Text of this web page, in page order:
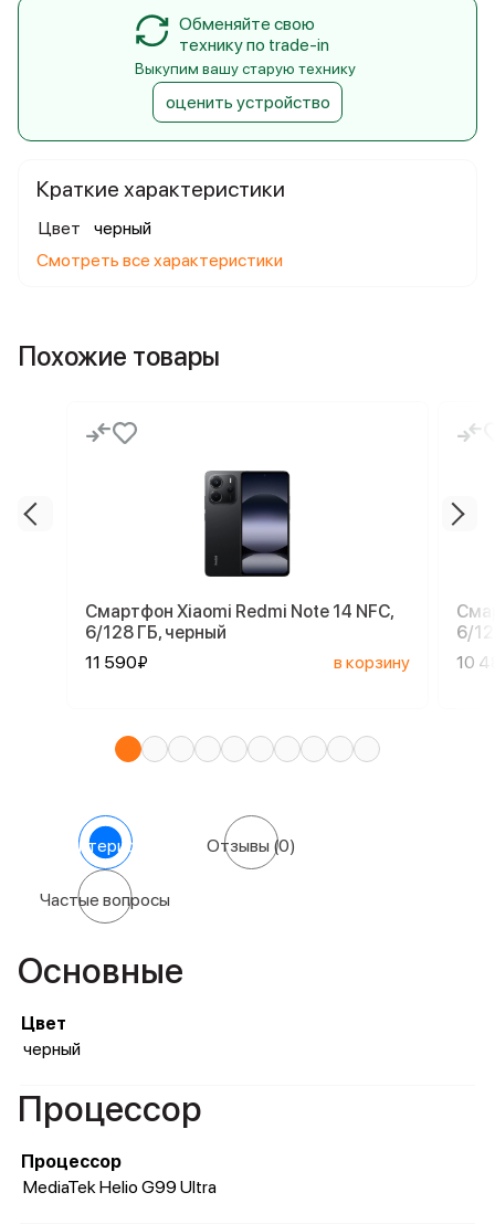
Краткие характеристики
Цвет
черный
Смотреть все характеристики
Обменяйте свою
технику по trade-in
Выкупим вашу старую технику
оценить устройство
Похожие товары
Смартфон Xiaomi Redmi Note 14 NFC,
6/128 ГБ, черный
11 590₽
в корзину
6/
10
Характеристики Отзывы (0)
Частые вопросы
Основные
Цвет
черный
Процессор
Процессор
MediaTek Helio G99 Ultra